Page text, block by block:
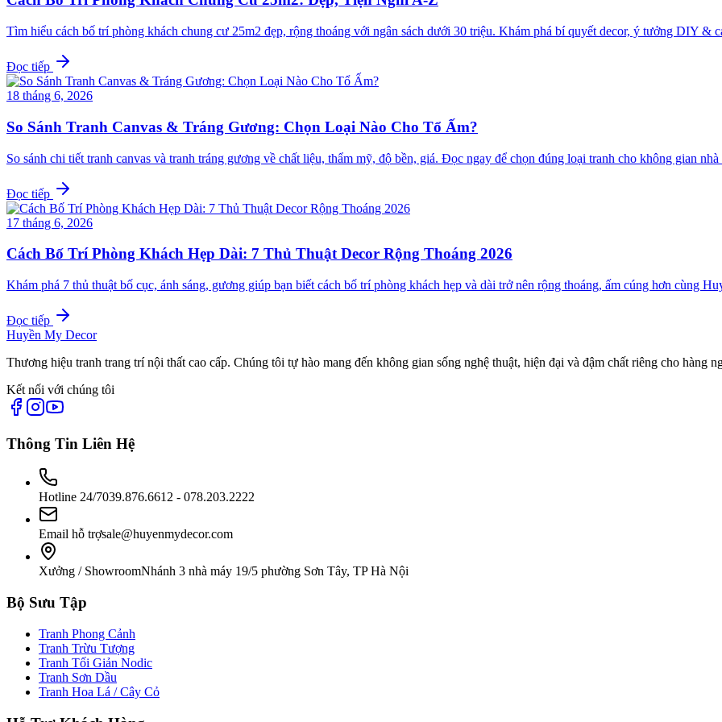
Tìm hiểu cách bố trí phòng khách chung cư 25m2 đẹp, rộng thoáng với ngân sách dưới 30 triệu. Khám phá bí quyết decor, ý tưởng DIY &
Đọc tiếp
18 tháng 6, 2026
So Sánh Tranh Canvas & Tráng Gương: Chọn Loại Nào Cho Tổ Ấm?
So sánh chi tiết tranh canvas và tranh tráng gương về chất liệu, thẩm mỹ, độ bền, giá. Đọc ngay để chọn đúng loại tranh cho không gian
Đọc tiếp
17 tháng 6, 2026
Cách Bố Trí Phòng Khách Hẹp Dài: 7 Thủ Thuật Decor Rộng Thoáng 2026
Khám phá 7 thủ thuật bố cục, ánh sáng, gương giúp bạn biết cách bố trí phòng khách hẹp và dài trở nên rộng thoáng, ấm cúng hơn cùng
Đọc tiếp
Huyền My Decor
Thương hiệu tranh trang trí nội thất cao cấp. Chúng tôi tự hào mang đến không gian sống nghệ thuật, hiện đại và đậm chất riêng cho hàng
Kết nối với chúng tôi
Thông Tin Liên Hệ
Hotline 24/7039.876.6612 - 078.203.2222
Email hỗ trợsale@huyenmydecor.com
Xưởng / ShowroomNhánh 3 nhà máy 19/5 phường Sơn Tây, TP Hà Nội
Bộ Sưu Tập
Tranh Phong Cảnh
Tranh Trừu Tượng
Tranh Tối Giản Nodic
Tranh Sơn Dầu
Tranh Hoa Lá / Cây Cỏ